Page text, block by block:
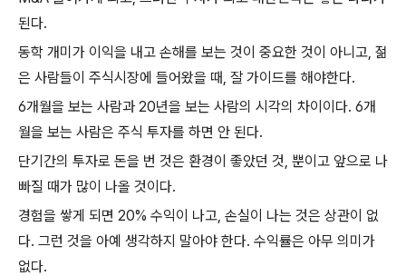
된다.
동학 개미가 이익을 내고 손해를 보는 것이 중요한 것이 아니고, 젊
은 사람들이 주식시장에 들어왔을 때, 잘 가이드를 해야한다.
6개월을 보는 사람과 20년을 보는 사람의 시각의 차이이다. 6개
월을 보는 사람은 주식 투자를 하면 안 된다.
단기간의 투자로 돈을 번 것은 환경이 좋았던 것, 뿐이고 앞으로 나
빠질 때가 많이 나올 것이다.
경험을 쌓게 되면 20% 수익이 나고, 손실이 나는 것은 상관이 없
다. 그런 것을 아예 생각하지 말아야 한다. 수익률은 아무 의미가
없다.